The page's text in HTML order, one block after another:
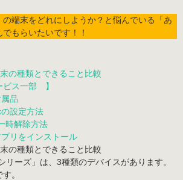
の端末をどれにしようか？と悩んでいる「あ
もらいたいです！！
の種類とできること比較
ビス一部 】
品
設定方法
時解除方法
プリをインストール
の種類とできること比較
リーズ」は、3種類のデバイスがあります。
。